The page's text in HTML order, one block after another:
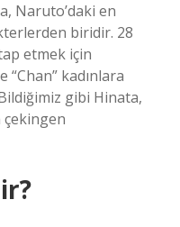
Naruto’daki en
biridir. 28
etmek için
kadınlara
gibi Hinata,
çekingen